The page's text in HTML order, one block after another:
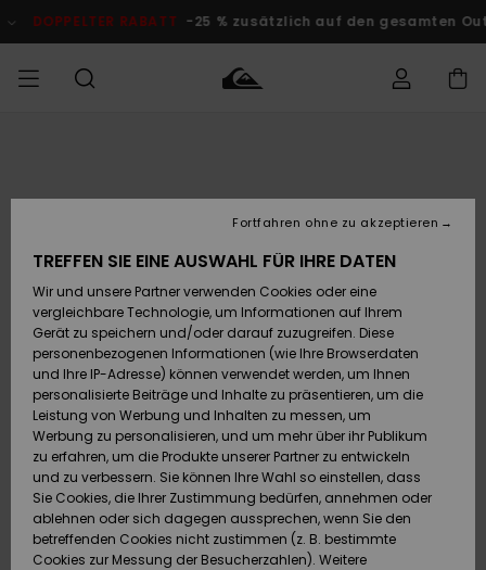
ProduktinformationRABATT -25 % zusätzlich auf den gesamten
Accessoires
Schuhe&
Flip-Flops
Surf
Snow
Brandneu
Accessoires
Schuhe&
Flip-Flops
Surf
Snow
Brandneu
FRAUEN
Brandneu
Highlights
Snow
SURF
Kinder
Highlights
Community
SNOW
Snow Shop
Kinder
Snow Shop
Damen
Highlights
Community
DOPPELTER
RABATT
KINDER
Outlet
Frauen
HILFE & KONTAKT
Retouren
Bezahlung
Geschenkkarte
Quiksilver
Freedom
Datenschutz
TREFFEN SIE EINE AUSWAHL FÜR IHRE DATEN
Wir und unsere Partner verwenden Cookies oder eine
vergleichbare Technologie, um Informationen auf Ihrem
Gerät zu speichern und/oder darauf zuzugreifen. Diese
personenbezogenen Informationen (wie Ihre Browserdaten
und Ihre IP-Adresse) können verwendet werden, um Ihnen
personalisierte Beiträge und Inhalte zu präsentieren, um die
Leistung von Werbung und Inhalten zu messen, um
Werbung zu personalisieren, und um mehr über ihr Publikum
zu erfahren, um die Produkte unserer Partner zu entwickeln
und zu verbessern. Sie können Ihre Wahl so einstellen, dass
Sie Cookies, die Ihrer Zustimmung bedürfen, annehmen oder
ablehnen oder sich dagegen aussprechen, wenn Sie den
betreffenden Cookies nicht zustimmen (z. B. bestimmte
Cookies zur Messung der Besucherzahlen). Weitere
Fortfahren ohne zu akzeptieren